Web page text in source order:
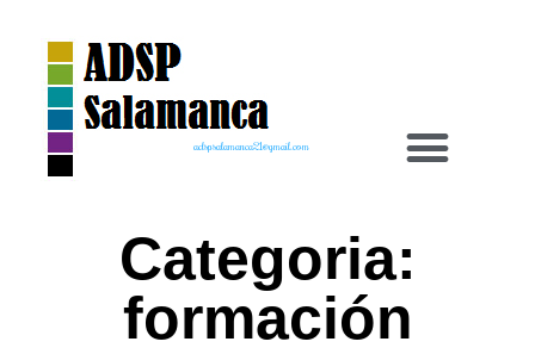
adspsalamanca21@gmail.com
Categoria:
formación